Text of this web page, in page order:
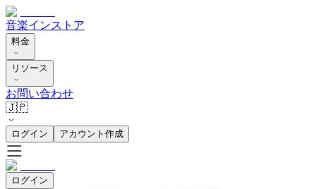
音楽インストア
料金
リソース
お問い合わせ
🇯🇵
ログイン アカウント作成
ログイン